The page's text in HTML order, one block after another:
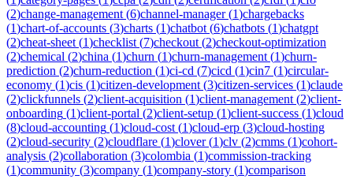
(2)change-management (6)channel-manager(1)chargebacks
(1)chart-of-accounts (3)charts (1)chatbot (6)chatbots (1)chatgpt
(2)cheat-sheet (1)checklist (7)checkout (2)checkout-optimization
(2)chemical (2)china (1)churn (1)churn-management (1)churn-
prediction (2)churn-reduction (1)ci-cd (7)cicd (1)cin7 (1)circular-
economy (1)cis (1)citizen-development (3)citizen-services (1)claude
(2)clickfunnels (2)client-acquisition (1)client-management (2)client-
onboarding (1)client-portal (2)client-setup (1)client-success (1)cloud
(8)cloud-accounting (1)cloud-cost (1)cloud-erp (3)cloud-hosting
(2)cloud-security (2)cloudflare (1)clover(1)clv (2)cmms (1)cohort-
analysis (2)collaboration (3)colombia (1)commission-tracking
(1)community (3)company (1)company-story (1)comparison